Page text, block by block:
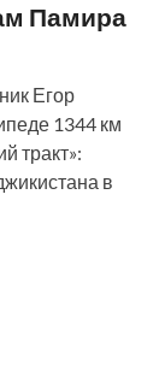
Памира
Егор
1344 км
тракт»:
в